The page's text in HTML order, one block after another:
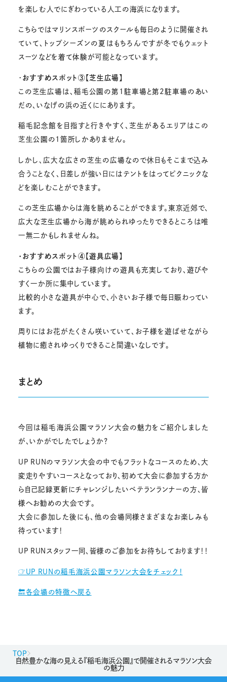
を楽しむ人でにぎわっている人工の海浜になります。
こちらではマリンスポーツのスクールも毎日のように開催され
ていて、トップシーズンの夏はもちろんですが冬でもウェット
スーツなどを着て体験が可能となっています。
・ おすすめスポット③【芝生広場】
この芝生広場は、稲毛公園の第1駐車場と第2駐車場のあい
だの、いなげの浜の近くににあります。
稲毛記念館を目指すと行きやすく、芝生があるエリアはこの
芝生公園の1箇所しかありません。
しかし、広大な広さの芝生の広場なので休日もそこまで込み
合うことなく、日差しが強い日にはテントをはってピクニックな
どを楽しむことができます。
この芝生広場からは海を眺めることができます。東京近郊で、
広大な芝生広場から海が眺められゆったりできるところは唯
一無二かもしれませんね。
・おすすめスポット④【遊具広場】
こちらの公園ではお子様向けの遊具も充実しており、遊びや
すく一か所に集中しています。
比較的小さな遊具が中心で、小さいお子様で毎日賑わってい
ます。
周りにはお花がたくさん咲いていて、お子様を遊ばせながら
植物に癒されゆっくりできること間違いなしです。
まとめ
今回は稲毛海浜公園マラソン大会の魅力をご紹介しました
が、いかがでしたでしょうか？
UP RUNのマラソン大会の中でもフラットなコースのため、大
変走りやすいコースとなっており、初めて大会に参加する方か
ら自己記録更新にチャレンジしたいベテランランナーの方、皆
様へお勧めの大会です。
大会に参加した後にも、他の会場同様さまざまなお楽しみも
待っています！
UP RUNスタッフ一同、皆様のご参加をお待ちしております！！
☞UP RUNの稲毛海浜公園マラソン大会をチェック！
🔙各会場の特徴へ戻る
TOP
自然豊かな海の見える『稲毛海浜公園』で開催されるマラソン大会
の魅力